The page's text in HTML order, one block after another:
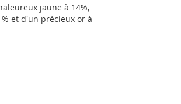
jaune à 14%,
et d'un précieux or à